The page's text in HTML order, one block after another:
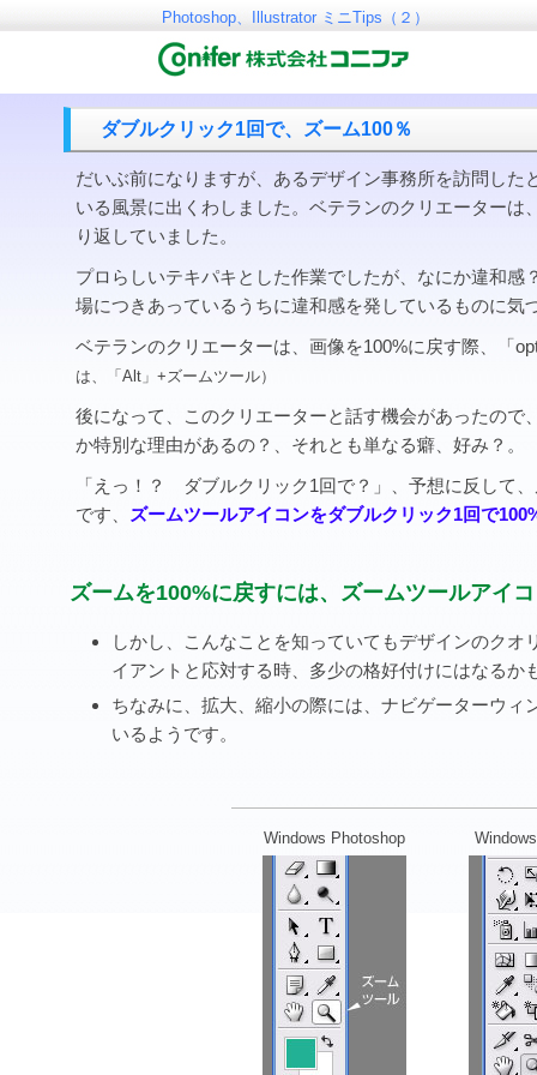
Photoshop、Illustrator ミニTips（２）
ダブルクリック1回で、ズーム100％
だいぶ前になりますが、あるデザイン事務所を訪問し
いる風景に出くわしました。ベテランのクリエーター
り返していました。
プロらしいテキパキとした作業でしたが、なにか違和
場につきあっているうちに違和感を発しているものに気
ベテランのクリエーターは、画像を100%に戻す際、「
は、「Alt」+ズームツール）
後になって、このクリエーターと話す機会があったの
か特別な理由があるの？、それとも単なる癖、好み？。
「えっ！？ ダブルクリック1回で？」、予想に反して
です、
ズームツールアイコンをダブルクリック1回で
ズームを100%に戻すには、ズームツールアイ
しかし、こんなことを知っていてもデザインのク
イアントと応対する時、多少の格好付けにはなるか
ちなみに、拡大、縮小の際には、ナビゲーターウ
いるようです。
Windows Photoshop